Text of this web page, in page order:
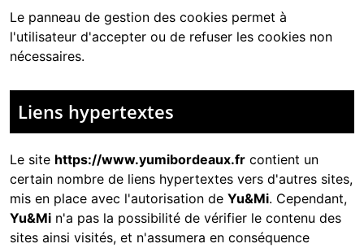
Le panneau de gestion des cookies permet à
l'utilisateur d'accepter ou de refuser les cookies non
nécessaires.
Liens hypertextes
Le site https://www.yumibordeaux.fr contient un
certain nombre de liens hypertextes vers d'autres sites,
mis en place avec l'autorisation de Yu&Mi. Cependant,
Yu&Mi n'a pas la possibilité de vérifier le contenu des
sites ainsi visités, et n'assumera en conséquence